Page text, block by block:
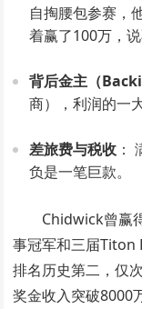
自掏腰包参赛，
着赢了100万，
背后金主（
商），利润的一
差旅费与税收 ：
负是一笔巨款。
Chidwick曾赢
事冠军和三届Titon
排名历史第二，仅
奖金收入突破8000